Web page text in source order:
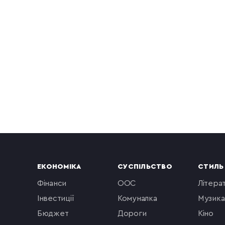
ЕКОНОМІКА
фінанси
інвестиції
бюджет
СУСПІЛЬСТВО
ООС
комуналка
Дороги
музика
кіно